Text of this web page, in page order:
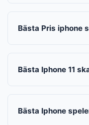
Bästa Pris iphone
Bästa Iphone 11
Bästa Iphone